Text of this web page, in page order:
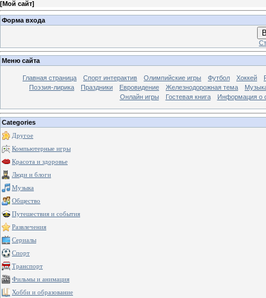
[Мой сайт]
Форма входа
Меню сайта
Главная страница Спорт интерактив Олимпийские игры Футбол Хоккей
Поэзия-лирика
Праздники Евровидение Железнодорожная тема
Онлайн игры
Гостевая книга Информация о
Categories
Другое
Компьютерные игры
Красота и здоровье
Люди и блоги
Музыка
Общество
Путешествия и события
Развлечения
Сериалы
Спорт
Транспорт
Фильмы и анимация
Хобби и образование